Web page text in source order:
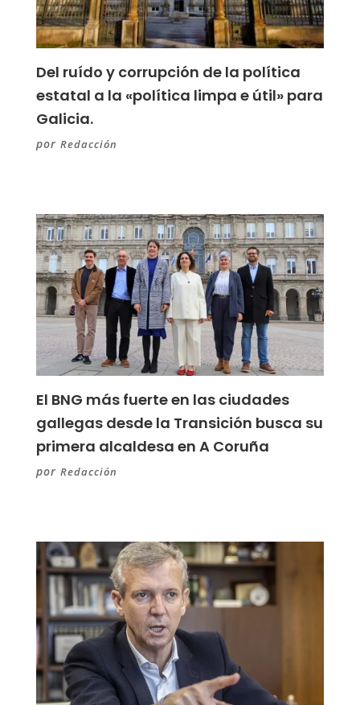
Del ruído y corrupción de la política
estatal a la «política limpa e útil» para
Galicia.
por Redacción
El BNG más fuerte en las ciudades
gallegas desde la Transición busca su
primera alcaldesa en A Coruña
por Redacción